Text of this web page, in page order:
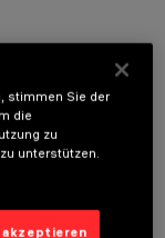
stimmen Sie der
die
zu
unterstützen.
akzeptieren